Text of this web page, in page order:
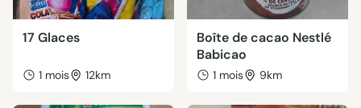
17 Glaces
1 mois 12km
Boîte de cacao Nestlé
Babicao
1 mois 9km